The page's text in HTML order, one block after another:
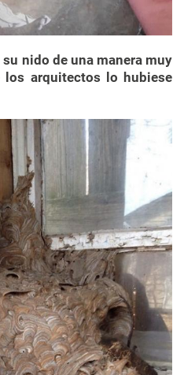
nido de una manera muy
arquitectos lo hubiese